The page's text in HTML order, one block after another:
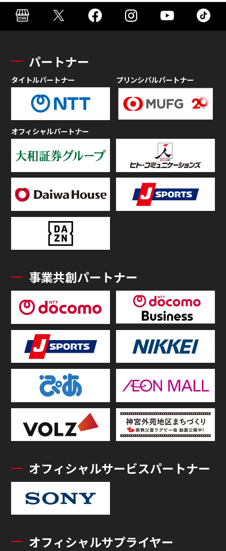
パートナー
タイトルパートナー プリンシパルパートナー
オフィシャルパートナー
事業共創パートナー
オフィシャルサービスパートナー
オフィシャルサプライヤー